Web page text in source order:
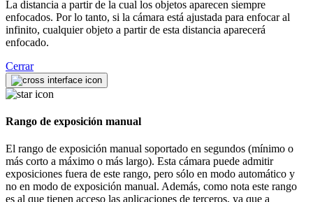
La distancia a partir de la cual los objetos aparecen siempre
enfocados. Por lo tanto, si la cámara está ajustada para enfocar al
infinito, cualquier objeto a partir de esta distancia aparecerá
enfocado.
Cerrar
Rango de exposición manual
El rango de exposición manual soportado en segundos (mínimo o
más corto a máximo o más largo). Esta cámara puede admitir
exposiciones fuera de este rango, pero sólo en modo automático y
no en modo de exposición manual. Además, como nota este rango
es al que tienen acceso las aplicaciones de terceros, ya que a